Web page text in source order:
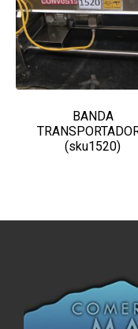
BANDA
(sku1520)